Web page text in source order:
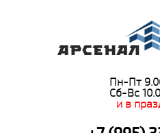
Пн-Пт
Сб-Вс
и в